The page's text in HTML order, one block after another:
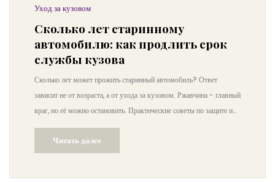
Уход за кузовом
Сколько лет старинному
автомобилю: как продлить срок
службы кузова
Сколько лет может прожить старинный автомобиль? Ответ
зависит не от возраста, а от ухода за кузовом. Ржавчина - главный
враг, но её можно остановить. Практические советы по защите и
восстановлению кузова классических авто.
Читать далее